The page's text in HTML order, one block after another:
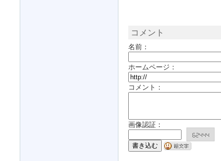
コメント
名前：
ホームページ：
コメント：
画像認証：